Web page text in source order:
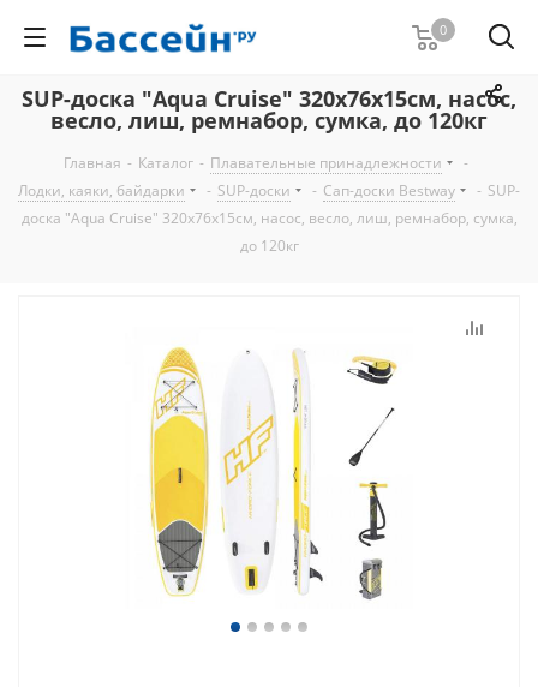
0
SUP-доска "Aqua Cruise" 320x76x15см, насос,
весло, лиш, ремнабор, сумка, до 120кг
Главная - Каталог - Плавательные принадлежности
-
Лодки, каяки, байдарки
- SUP-доски - Сап-доски Bestway - SUP-
доска "Aqua Cruise" 320x76x15см, насос, весло, лиш, ремнабор, сумка,
до 120кг